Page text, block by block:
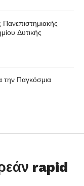
Δυτικής
την Παγκόσμια
rapid